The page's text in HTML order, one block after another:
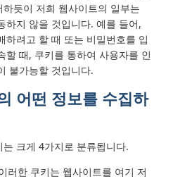
듯이 저희 웹사이트의 일부는
하지 않을 것입니다. 예를 들어,
하려고 할 때 또는 비밀번호를 입
할 때, 쿠키를 통하여 사용자를 인
불가능할 것입니다.
어떤 정보를 수집하
크게 4가지로 분류됩니다.
러한 쿠키는 웹사이트를 여기 저